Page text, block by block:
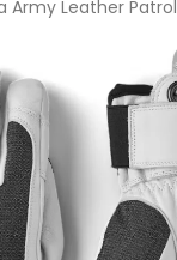
Army Leather Patrol